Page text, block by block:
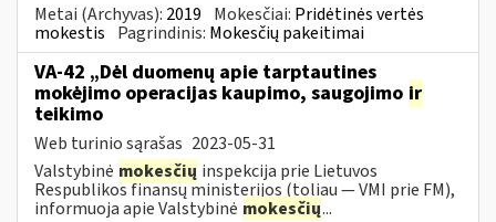
Metai (Archyvas): 2019 Mokesčiai: Pridėtinės vertės
mokestis Pagrindinis: Mokesčių pakeitimai
VA-42 „Dėl duomenų apie tarptautines
mokėjimo operacijas kaupimo, saugojimo ir
teikimo
Web turinio sąrašas 2023-05-31
Valstybinė mokesčių inspekcija prie Lietuvos
Respublikos finansų ministerijos (toliau ― VMI prie FM),
informuoja apie Valstybinė mokesčių...